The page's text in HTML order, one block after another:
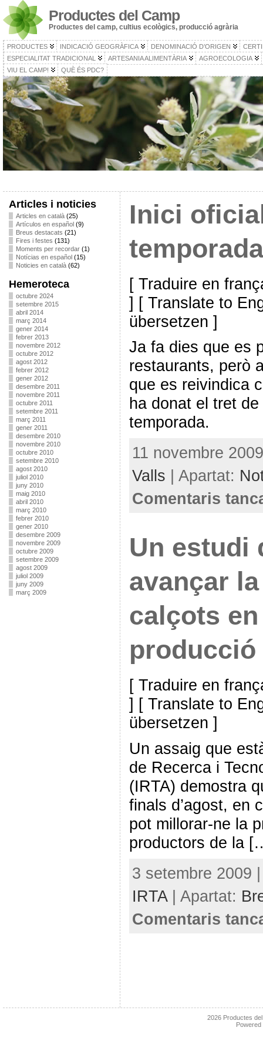
Productes del Camp
Productes del camp, cultius ecològics, producció agrària
PRODUCTES INDICACIÓ GEOGRÀFICA DENOMINACIÓ D’ORIGEN
ESPECIALITAT TRADICIONAL
ARTESANIA ALIMENTÀRIA
AGROECOLOGIA
VIU EL CAMP!
QUÈ ÉS PDC?
Articles i noticies
Articles en català(25)
Artículos en español(9)
Breus destacats (21)
Fires i festes (131)
Moments per recordar(1)
Notícias en español(15)
Noticies en català(62)
Hemeroteca
octubre 2024
setembre 2015
abril 2014
març 2014
gener 2014
febrer 2013
novembre 2012
octubre 2012
agost 2012
febrer 2012
gener 2012
desembre 2011
novembre 2011
octubre 2011
setembre 2011
març 2011
gener 2011
desembre 2010
novembre 2010
octubre 2010
setembre 2010
agost 2010
juliol 2010
juny 2010
maig 2010
abril 2010
març 2010
febrer 2010
gener 2010
desembre 2009
novembre 2009
octubre 2009
setembre 2009
agost 2009
juliol 2009
juny 2009
març 2009
Inici
[ Traduire en
] [ Translate to
übersetzen ]
Ja fa dies que es
restaurants, però
que es reivindica
ha donat el tret
temporada.
11 novembre
Valls | Apartat:
Comentaris
Un estudi
avançar
calçots
producció
[ Traduire en
] [ Translate to
übersetzen ]
Un assaig que
de Recerca i
(IRTA) demostra
finals d’agost, en
pot millorar-ne la
productors de la
3 setembre 2009
IRTA| Apartat:
Comentaris
2026 Productes